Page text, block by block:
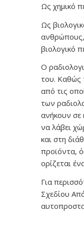
Ως χημικό
Ως
ανθρώπους,
βιολογικό
Ο
του. Καθώς
από τις
των
ανήκουν σε
να λάβει
και στη
προϊόντα,
ορίζεται
Για
Σχεδίου